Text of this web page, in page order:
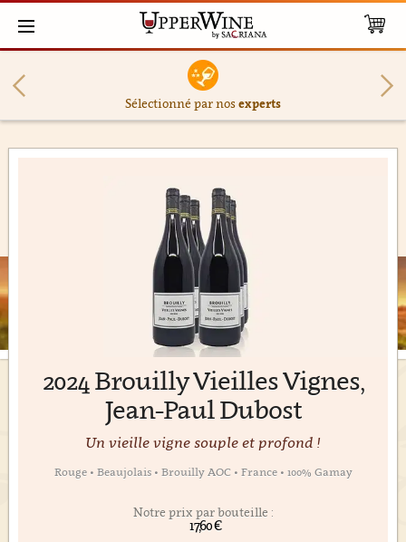
Sélectionné par nosexperts
2024 Brouilly Vieilles Vignes,
Jean-Paul Dubost
Un vieille vigne souple et profond !
Rouge • Beaujolais • Brouilly AOC • France • 100% Gamay
Notre prix par bouteille :
17,60 €